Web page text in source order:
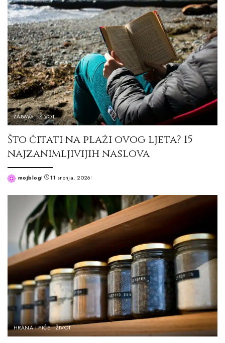
ZABAVA ŽIVOT
Što čitati na plaži ovog ljeta? 15
najzanimljivijih naslova
Postedmojblog 11 srpnja, 2026
HRANA I PIĆE ŽIVOT